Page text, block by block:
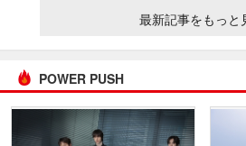
最新記事をもっと
POWER PUSH